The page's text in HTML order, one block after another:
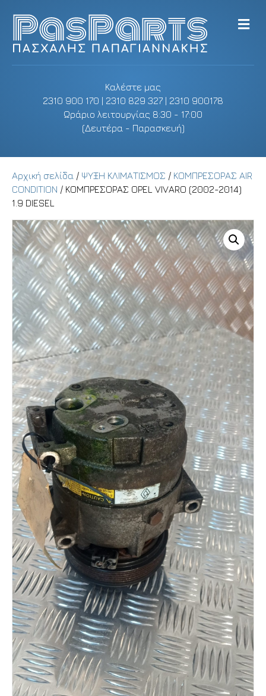
Καλέστε μας
2310 900 170 | 2310 829 327 | 2310 900178
Ωράριο λειτουργίας 8:30 - 17:00
(Δευτέρα - Παρασκευή)
M
e
Αρχική σελίδα / ΨΥΞΗ ΚΛΙΜΑΤΙΣΜΟΣ / ΚΟΜΠΡΕΣΟΡΑΣ AIR
CONDITION / ΚΟΜΠΡΕΣΟΡΑΣ OPEL VIVARO (2002-2014)
1.9 DIESEL